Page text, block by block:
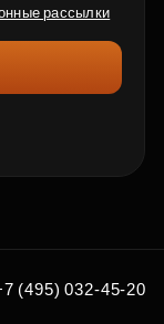
рассылки
(495) 032-45-20